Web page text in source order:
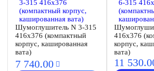
Шумоглушитель N 3-315
416х376 (компактный
корпус, кашированная
вата)
7 740.00
416х376
корпус,
вата)
11 530.